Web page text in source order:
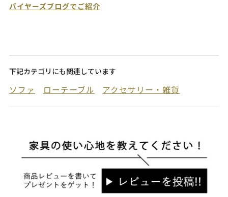
バイヤーズブログでご紹介
下記カテゴリにも関連しています
ソファ ローテーブル アクセサリー・雑貨